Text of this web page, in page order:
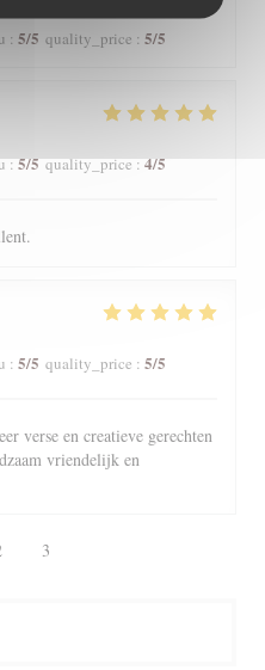
: 5/5 quality_price : 5/5
:5/5 quality_price:4/5
: 5/5 quality_price : 5/5
verse en creatieve gerechten
vriendelijk en
3